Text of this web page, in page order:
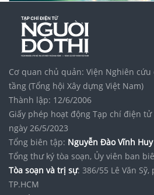
Cơ quan chủ quản: Viện Nghiên
tầng (Tổng hội Xây dựng Việt Nam)
Thành lập: 12/6/2006
Giấy phép hoạt động Tạp chí điện tử
ngày 26/5/2023
Tổng biên tập: Nguyễn Đào Vĩnh Huy
Tổng thư ký tòa soạn, Ủy viên ban
Tòa soạn và trị sự: 386/55 Lê Văn
TP.HCM